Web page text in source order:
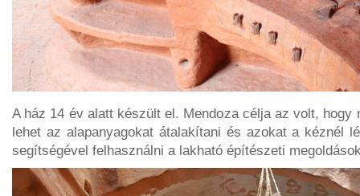
A ház 14 év alatt készült el. Mendoza célja az volt, hogy
lehet az alapanyagokat átalakítani és azokat a kéznél
segítségével felhasználni a lakható építészeti